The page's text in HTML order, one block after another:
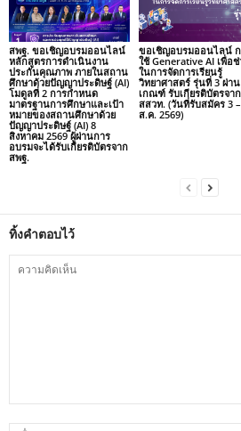
สพฐ. ขอเชิญอบรมออนไลน์
หลักสูตรการดำเนินงาน
ประกันคุณภาพ ภายในสถาน
ศึกษาด้วยปัญญาประดิษฐ์ (AI)
โมดูลที่ 2 การกำหนด
มาตรฐานการศึกษาและเป้า
หมายของสถานศึกษาด้วย
ปัญญาประดิษฐ์ (AI) 8
สิงหาคม 2569 ผู้ผ่านการ
อบรมจะได้รับเกียรติบัตรจาก
สพฐ.
ขอเชิญอบรมออนไลน์
ใช้ Generative AI เพื่อช่
ในการจัดการเรียนรู้
วิทยาศาสตร์ รุ่นที่ 3 ผ่าน
เกณฑ์ รับเกียรติบัตรจาก
สสวท. (วันที่รับสมัคร 3
ส.ค. 2569)
ทิ้งคำตอบไว้